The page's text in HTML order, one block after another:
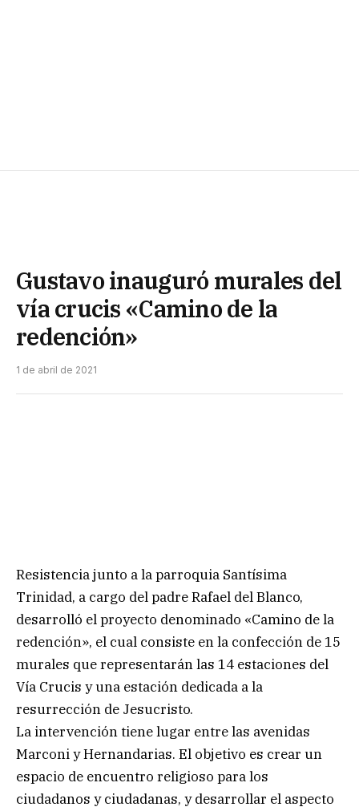
Gustavo inauguró murales del
vía crucis «Camino de la
redención»
1 de abril de 2021
Resistencia junto a la parroquia Santísima
Trinidad, a cargo del padre Rafael del Blanco,
desarrolló el proyecto denominado «Camino de la
redención», el cual consiste en la confección de 15
murales que representarán las 14 estaciones del
Vía Crucis y una estación dedicada a la
resurrección de Jesucristo.
La intervención tiene lugar entre las avenidas
Marconi y Hernandarias. El objetivo es crear un
espacio de encuentro religioso para los
ciudadanos y ciudadanas, y desarrollar el aspecto